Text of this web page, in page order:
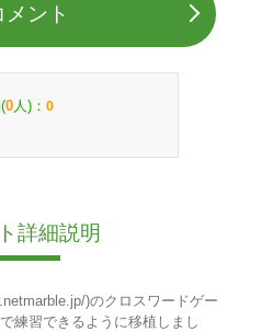
メント
0 人)： 0
詳細説明
)のクロスワードゲー
練習できるように移植しまし